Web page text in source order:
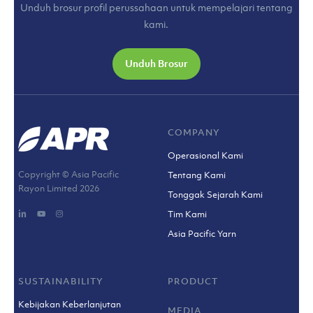
Unduh brosur profil perussahaan untuk mempelajari tentang
kami.
Unduh Brosur
Copyright © Asia Pacific
Rayon Limited 2026
COMPANY
Operasional Kami
Tentang Kami
Tonggak Sejarah Kami
Tim Kami
Asia Pacific Yarn
SUSTAINABILITY
Kebijakan Keberlanjutan
PRODUCT